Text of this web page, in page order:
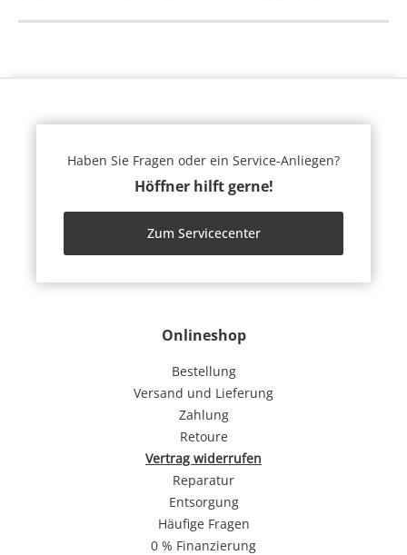
Onlineshop
Bestellung
Versand und Lieferung
Zahlung
Retoure
Vertrag widerrufen
Reparatur
Entsorgung
Häufige Fragen
0 % Finanzierung
Haben Sie Fragen oder ein Service-Anliegen?
Höffner hilft gerne!
Zum Servicecenter